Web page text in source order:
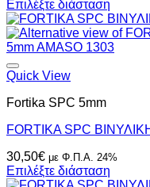
Επιλέξτε διάσταση
Quick View
Fortika SPC 5mm
FORTIKA SPC
30,50€ με Φ.Π.Α. 24%
Επιλέξτε διάσταση